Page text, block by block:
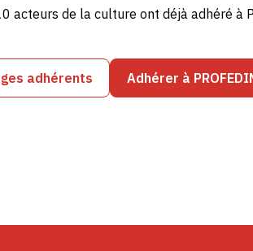
acteurs de la culture ont déjà adhéré à
adhérents Adhérer à